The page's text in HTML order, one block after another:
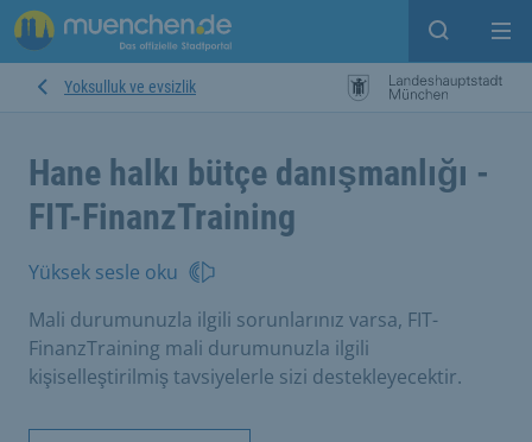
Open
Yoksulluk ve evsizlik
Hane halkı bütçe danışmanlığı -
FIT-FinanzTraining
Yüksek sesle oku
Mali durumunuzla ilgili sorunlarınız varsa, FIT-
FinanzTraining mali durumunuzla ilgili
kişiselleştirilmiş tavsiyelerle sizi destekleyecektir.